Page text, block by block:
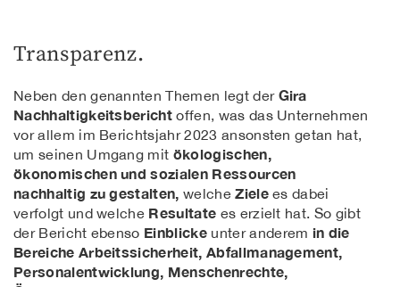
Transparenz.
Neben den genannten Themen legt der Gira
Nachhaltigkeitsbericht offen, was das Unternehmen
vor allem im Berichtsjahr 2023 ansonsten getan hat,
um seinen Umgang mit ökologischen,
ökonomischen und sozialen Ressourcen
nachhaltig zu gestalten, welcheZielees dabei
verfolgt und welche Resultate es erzielt hat. So gibt
der Bericht ebenso Einblickeunter anderem in die
Bereiche Arbeitssicherheit, Abfallmanagement,
Personalentwicklung, Menschenrechte,